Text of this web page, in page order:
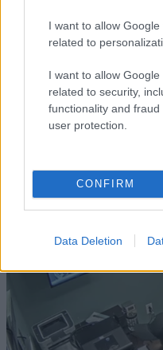
I want to allow
related to
I want to allow
related to security,
functionality and
user protection.
CONFIRM
Data Deletion
ΑΘΛΗΤΙΚΑ07·08·2026 15:45
Η οργή για Γουόκαπ,
και τα χαμόγελα